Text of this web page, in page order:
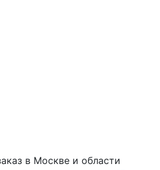
в Москве и области